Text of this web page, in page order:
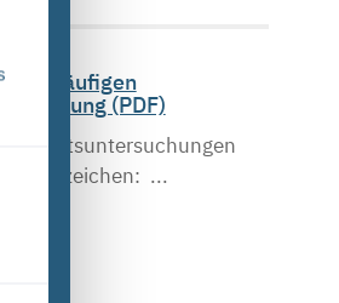
vorläufigen
(PDF)
...